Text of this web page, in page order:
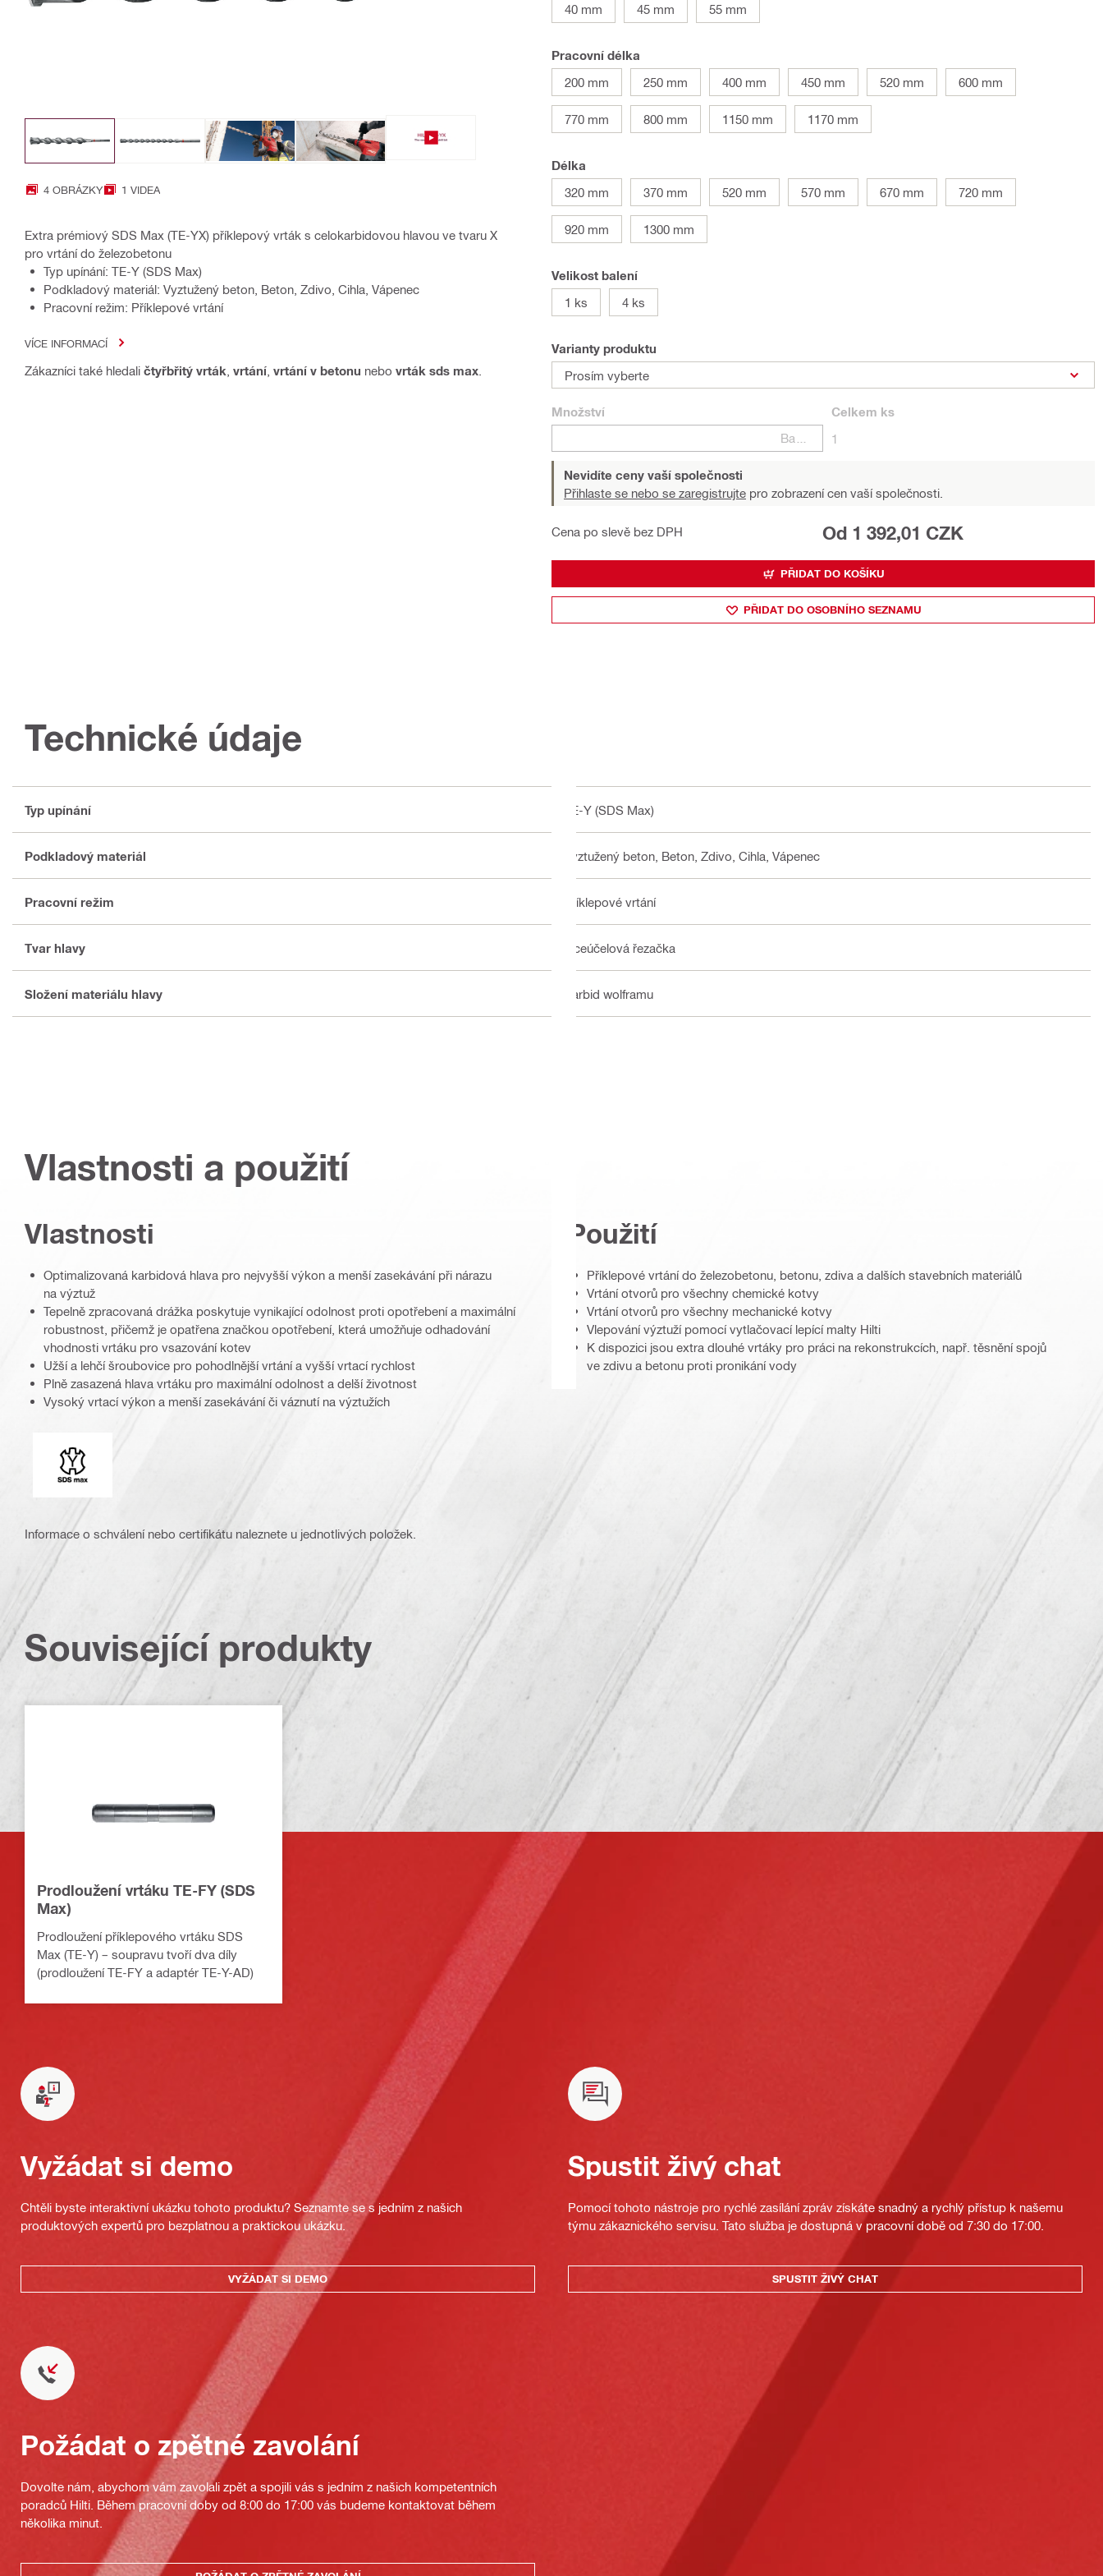
4 OBRÁZKY 1 VIDEA
Extra prémiový SDS Max (TE-YX) příklepový vrták s celokarbidovou hlavou ve tvaru X
pro vrtání do železobetonu
Typ upínání: TE-Y (SDS Max)
Podkladový materiál: Vyztužený beton, Beton, Zdivo, Cihla, Vápenec
Pracovní režim: Příklepové vrtání
VÍCE INFORMACÍ
Zákazníci také hledali čtyřbřitý vrták vrtání vrtání v betonu nebo vrták sds max
40 mm 45 mm 55 mm
Pracovní délka
200 mm
250 mm 400 mm 450 mm 520 mm 600 mm
770 mm 800 mm 1150 mm 1170 mm
Délka
320 mm
370 mm 520 mm 570 mm 670 mm 720 mm
920 mm 1300 mm
Velikost balení
1 ks
4 ks
Varianty produktu
Prosím vyberte
Množství
Celkem ks
1
Nevidíte ceny vaší společnosti
Přihlaste se nebo se zaregistrujte pro zobrazení cen vaší společnosti.
Cena po slevě bez DPH Od 1 392,01 CZK
PŘIDAT DO KOŠÍKU
PŘIDAT DO OSOBNÍHO SEZNAMU
Technické údaje
Typ upínání TE-Y (SDS Max)
Podkladový materiál Vyztužený beton, Beton, Zdivo, Cihla, Vápenec
Pracovní režim Příklepové vrtání
Tvar hlavy Víceúčelová řezačka
Složení materiálu hlavy Karbid wolframu
Vlastnosti a použití
Vlastnosti
Optimalizovaná karbidová hlava pro nejvyšší výkon a menší zasekávání při nárazu
na výztuž
Tepelně zpracovaná drážka poskytuje vynikající odolnost proti opotřebení a maximální
robustnost, přičemž je opatřena značkou opotřebení, která umožňuje odhadování
vhodnosti vrtáku pro vsazování kotev
Užší a lehčí šroubovice pro pohodlnější vrtání a vyšší vrtací rychlost
Plně zasazená hlava vrtáku pro maximální odolnost a delší životnost
Vysoký vrtací výkon a menší zasekávání či váznutí na výztužích
Typ upínání
Použití
Příklepové vrtání do železobetonu, betonu, zdiva a dalších stavebních materiálů
Vrtání otvorů pro všechny chemické kotvy
Vrtání otvorů pro všechny mechanické kotvy
Vlepování výztuží pomocí vytlačovací lepící malty Hilti
K dispozici jsou extra dlouhé vrtáky pro práci na rekonstrukcích, např. těsnění spojů
ve zdivu a betonu proti pronikání vody
Informace o schválení nebo certifikátu naleznete u jednotlivých položek.
Související produkty
Prodloužení vrtáku TE-FY (SDS
Max)
Prodloužení příklepového vrtáku SDS
Max (TE-Y) – soupravu tvoří dva díly
(prodloužení TE-FY a adaptér TE-Y-AD)
Vyžádat si demo
Chtěli byste interaktivní ukázku tohoto produktu? Seznamte se s jedním z našich
produktových expertů pro bezplatnou a praktickou ukázku.
VYŽÁDAT SI DEMO
Spustit živý chat
Pomocí tohoto nástroje pro rychlé zasílání zpráv získáte snadný a rychlý přístup k našemu
týmu zákaznického servisu. Tato služba je dostupná v pracovní době od 7:30 do 17:00.
SPUSTIT ŽIVÝ CHAT
Požádat o zpětné zavolání
Dovolte nám, abychom vám zavolali zpět a spojili vás s jedním z našich kompetentních
poradců Hilti. Během pracovní doby od 8:00 do 17:00 vás budeme kontaktovat během
několika minut.